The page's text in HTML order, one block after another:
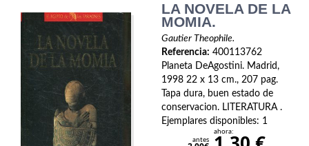
LA NOVELA DE LA
MOMIA.
Gautier Theophile.
Referencia: 400113762
Planeta DeAgostini. Madrid,
1998 22 x 13 cm., 207 pag.
Tapa dura, buen estado de
conservacion. LITERATURA .
Ejemplares disponibles: 1
antes
ahora: